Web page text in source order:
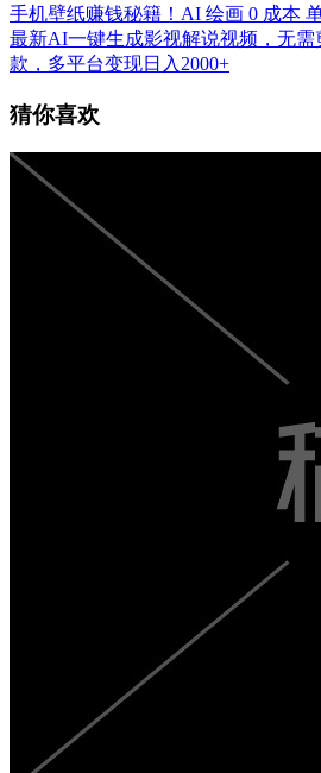
手机壁纸赚钱秘籍！AI 绘画 0 成本
最新AI一键生成影视解说视频，无需
款，多平台变现日入2000+
猜你喜欢